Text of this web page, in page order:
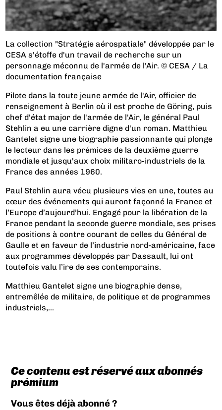
La collection "Stratégie aérospatiale" développée par le
CESA s'étoffe d'un travail de recherche sur un
personnage méconnu de l'armée de l'Air. © CESA / La
documentation française
Pilote dans la toute jeune armée de l'Air, officier de
renseignement à Berlin où il est proche de Göring, puis
chef d'état major de l'armée de l'Air, le général Paul
Stehlin a eu une carrière digne d'un roman. Matthieu
Gantelet signe une biographie passionnante qui plonge
le lecteur dans les prémices de la deuxième guerre
mondiale et jusqu'aux choix militaro-industriels de la
France des années 1960.
Paul Stehlin aura vécu plusieurs vies en une, toutes au
cœur des événements qui auront façonné la France et
l’Europe d’aujourd’hui. Engagé pour la libération de la
France pendant la seconde guerre mondiale, ses prises
de positions à contre courant de celles du Général de
Gaulle et en faveur de l’industrie nord-américaine, face
aux programmes développés par Dassault, lui ont
toutefois valu l’ire de ses contemporains.
Matthieu Gantelet signe une biographie dense,
entremêlée de militaire, de politique et de programmes
industriels,...
Ce contenu est réservé aux abonnés
prémium
Vous êtes déjà abonné ?